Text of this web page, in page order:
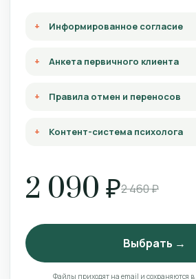
Информированное согласие
Анкета первичного клиента
Правила отмен и переносов
Контент-система психолога
2 090 ₽2 460 ₽
Выбрать →
Файлы приходят на email и сохраняются